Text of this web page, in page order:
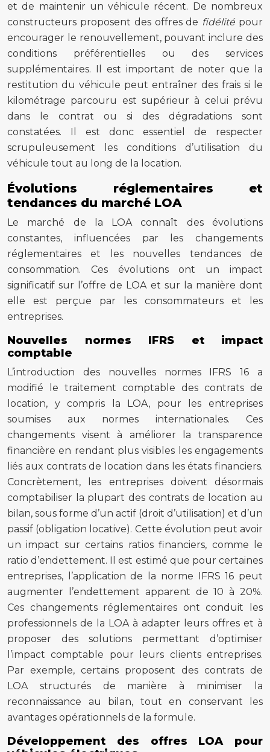
et de maintenir un véhicule récent. De nombreux
constructeurs proposent des offres de fidélité pour
encourager le renouvellement, pouvant inclure des
conditions préférentielles ou des services
supplémentaires. Il est important de noter que la
restitution du véhicule peut entraîner des frais si le
kilométrage parcouru est supérieur à celui prévu
dans le contrat ou si des dégradations sont
constatées. Il est donc essentiel de respecter
scrupuleusement les conditions d’utilisation du
véhicule tout au long de la location.
Évolutions réglementaires et
tendances du marché LOA
Le marché de la LOA connaît des évolutions
constantes, influencées par les changements
réglementaires et les nouvelles tendances de
consommation. Ces évolutions ont un impact
significatif sur l’offre de LOA et sur la manière dont
elle est perçue par les consommateurs et les
entreprises.
Nouvelles normes IFRS et impact
comptable
L’introduction des nouvelles normes IFRS 16 a
modifié le traitement comptable des contrats de
location, y compris la LOA, pour les entreprises
soumises aux normes internationales. Ces
changements visent à améliorer la transparence
financière en rendant plus visibles les engagements
liés aux contrats de location dans les états financiers.
Concrètement, les entreprises doivent désormais
comptabiliser la plupart des contrats de location au
bilan, sous forme d’un actif (droit d’utilisation) et d’un
passif (obligation locative). Cette évolution peut avoir
un impact sur certains ratios financiers, comme le
ratio d’endettement. Il est estimé que pour certaines
entreprises, l’application de la norme IFRS 16 peut
augmenter l’endettement apparent de 10 à 20%.
Ces changements réglementaires ont conduit les
professionnels de la LOA à adapter leurs offres et à
proposer des solutions permettant d’optimiser
l’impact comptable pour leurs clients entreprises.
Par exemple, certains proposent des contrats de
LOA structurés de manière à minimiser la
reconnaissance au bilan, tout en conservant les
avantages opérationnels de la formule.
Développement des offres LOA pour